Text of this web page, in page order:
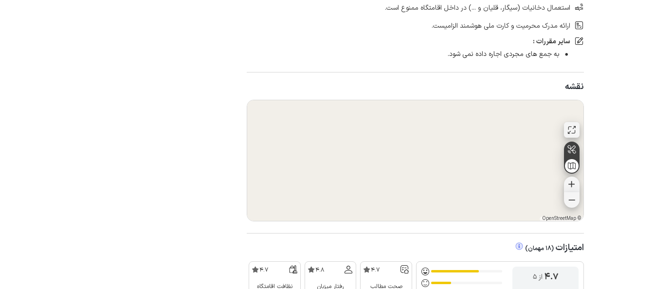
استعمال دخانیات (سیگار، قلیان و ...) در داخل اقامتگاه ممنوع است.
ارائه مدرک محرمیت و کارت ملی هوشمند الزامیست.
سایر مقررات :
به جمع های مجردی اجاره داده نمی شود.
نقشه
©
OpenStreetMap
امتیازات (
18 مهمان)
4.7 از ۵
4.7
صحت مطالب
4.8
رفتار میزبان
4.7
نظافت اقامتگاه